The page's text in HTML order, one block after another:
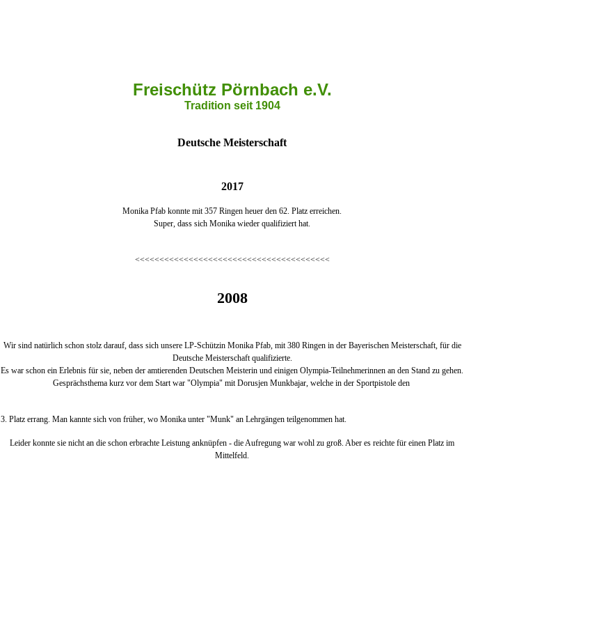
Freischütz Pörnbach e.V.
Tradition seit 1904
Deutsche Meisterschaft
2017
Monika Pfab konnte mit 357 Ringen heuer den 62. Platz erreichen.
Super, dass sich Monika wieder qualifiziert hat.
<<<<<<<<<<<<<<<<<<<<<<<<<<<<<<<<<<<<<<<<
2008
Wir sind natürlich schon stolz darauf, dass sich unsere LP-Schützin Monika Pfab, mit 380 Ringen in der Bayerischen Meisterschaft, für die
Deutsche Meisterschaft qualifizierte.
Es war schon ein Erlebnis für sie, neben der amtierenden Deutschen Meisterin und einigen Olympia-Teilnehmerinnen an den Stand zu gehen.
Gesprächsthema kurz vor dem Start war "Olympia" mit Dorusjen Munkbajar, welche in der Sportpistole den
3. Platz errang. Man kannte sich von früher, wo Monika unter "Munk" an Lehrgängen teilgenommen hat.
Leider konnte sie nicht an die schon erbrachte Leistung anknüpfen - die Aufregung war wohl zu groß. Aber es reichte für einen Platz im
Mittelfeld.